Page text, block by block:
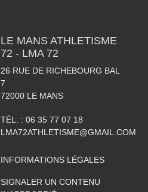
LE MANS ATHLETISME
72 - LMA 72
26 RUE DE RICHEBOURG BAL
7
72000 LE MANS
TÉL. : 06 35 77 07 18
LMA72ATHLETISME@GMAIL.COM
INFORMATIONS LÉGALES
SIGNALER UN CONTENU